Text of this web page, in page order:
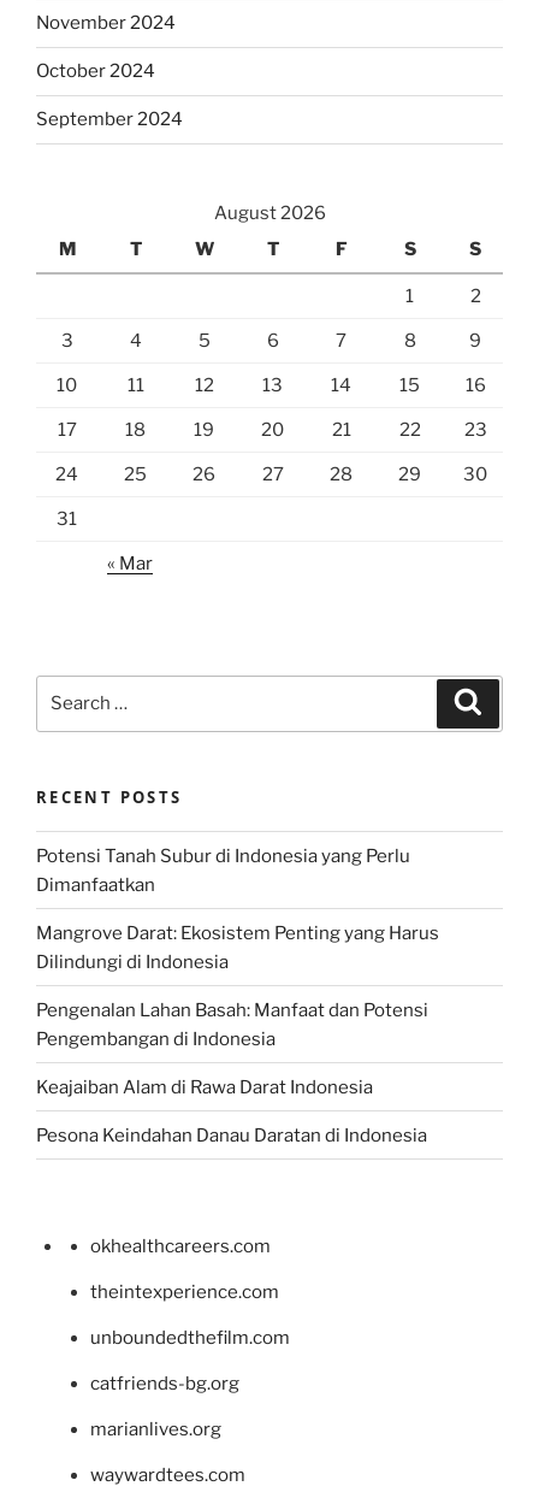
November 2024
October 2024
September 2024
August 2026
M
T W T F S S
1 2
3 4 5 6 7 8 9
10 11 12 13 14 15 16
17 18 19 20 21 22 23
24 25 26 27 28 29 30
31
« Mar
RECENT POSTS
Potensi Tanah Subur di Indonesia yang Perlu
Dimanfaatkan
Mangrove Darat: Ekosistem Penting yang Harus
Dilindungi di Indonesia
Pengenalan Lahan Basah: Manfaat dan Potensi
Pengembangan di Indonesia
Keajaiban Alam di Rawa Darat Indonesia
Pesona Keindahan Danau Daratan di Indonesia
okhealthcareers.com
theintexperience.com
unboundedthefilm.com
catfriends-bg.org
marianlives.org
waywardtees.com